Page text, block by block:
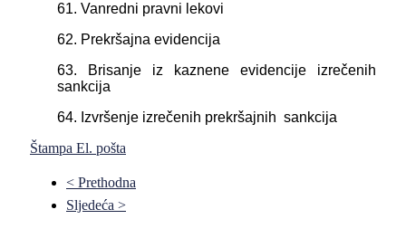
61. Vanredni pravni lekovi
62. Prekršajna evidencija
63. Brisanje iz kaznene evidencije izrečenih
sankcija
64. Izvršenje izrečenih prekršajnih sankcija
Štampa El. pošta
< Prethodna
Sljedeća >